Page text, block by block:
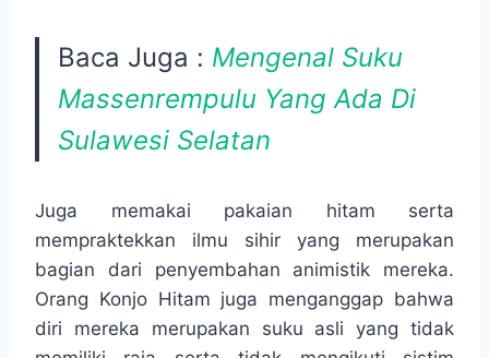
Baca Juga : Mengenal Suku
Massenrempulu Yang Ada Di
Sulawesi Selatan
Juga memakai pakaian hitam serta
mempraktekkan ilmu sihir yang merupakan
bagian dari penyembahan animistik mereka.
Orang Konjo Hitam juga menganggap bahwa
diri mereka merupakan suku asli yang tidak